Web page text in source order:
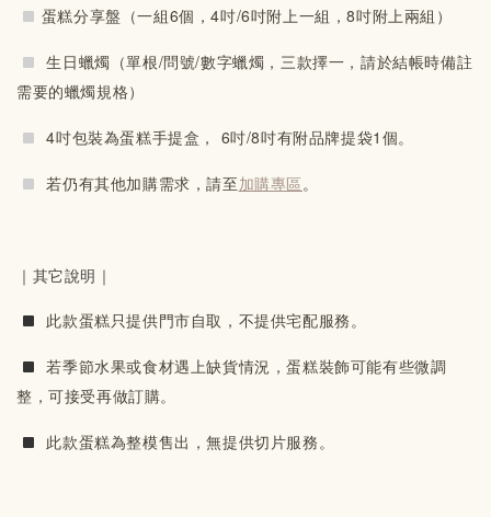
蛋糕分享盤（一組6個，4吋/6吋附上一組，8吋附上兩組）
生日蠟燭（單根/問號/數字蠟燭，三款擇一，請於結帳時備註
需要的蠟燭規格）
4吋包裝為蛋糕手提盒， 6吋/8吋有附品牌提袋1個。
若仍有其他加購需求，請至加購專區。
｜其它說明｜
此款蛋糕只提供門市自取，不提供宅配服務。
若季節水果或食材遇上缺貨情況，蛋糕裝飾可能有些微調
整，可接受再做訂購。
此款蛋糕為整模售出，無提供切片服務。